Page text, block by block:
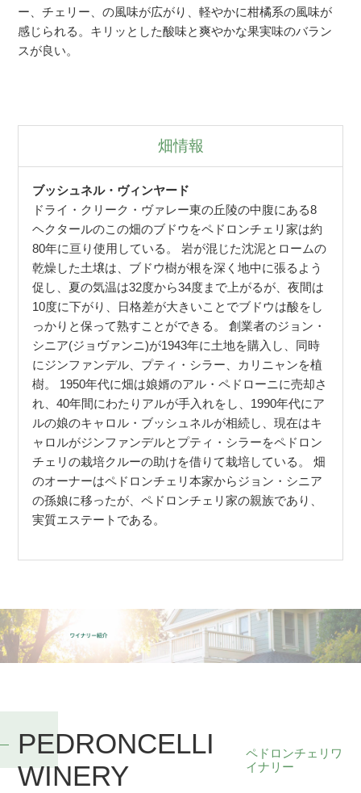
ー、チェリー、の風味が広がり、軽やかに柑橘系の風味が
感じられる。キリッとした酸味と爽やかな果実味のバラン
スが良い。
畑情報
ブッシュネル・ヴィンヤード
ドライ・クリーク・ヴァレー東の丘陵の中腹にある8
ヘクタールのこの畑のブドウをペドロンチェリ家は約
80年に亘り使用している。 岩が混じた沈泥とロームの
乾燥した土壌は、ブドウ樹が根を深く地中に張るよう
促し、夏の気温は32度から34度まで上がるが、夜間は
10度に下がり、日格差が大きいことでブドウは酸をし
っかりと保って熟すことができる。 創業者のジョン・
シニア(ジョヴァンニ)が1943年に土地を購入し、同時
にジンファンデル、プティ・シラー、カリニャンを植
樹。 1950年代に畑は娘婿のアル・ペドローニに売却さ
れ、40年間にわたりアルが手入れをし、1990年代にア
ルの娘のキャロル・ブッシュネルが相続し、現在はキ
ャロルがジンファンデルとプティ・シラーをペドロン
チェリの栽培クルーの助けを借りて栽培している。 畑
のオーナーはペドロンチェリ本家からジョン・シニア
の孫娘に移ったが、ペドロンチェリ家の親族であり、
実質エステートである。
PEDRONCELLI
WINERY
ペドロンチェリワ
イナリー